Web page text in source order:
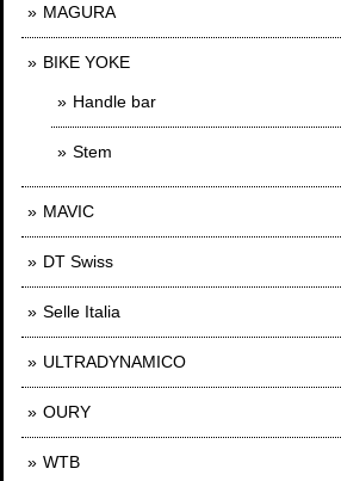
MAGURA
BIKE YOKE
Handle bar
Stem
MAVIC
DT Swiss
Selle Italia
ULTRADYNAMICO
OURY
WTB